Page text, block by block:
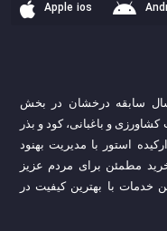
Apple ios
کشاورزی ارکیده با بیش از 30 سال سابقه درخشان در بخش
و باغبانی، کود و بذر
ارکیده استور با مدیریت بهنود
مطمئن برای مردم عزیز
خدمات با بهترین کیفیت در